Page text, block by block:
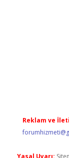
Reklam ve
Yasal Uyarı: